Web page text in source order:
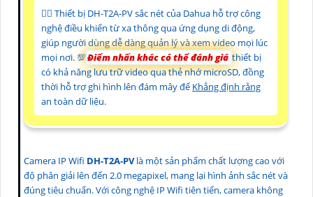
❤️‍💋‍ Thiết bị DH-T2A-PV sắc nét của Dahua hỗ trợ công
nghệ điều khiển từ xa thông qua ứng dụng di động,
giúp người dùng dễ dàng quản lý và xem video mọi lúc
mọi nơi. 💯Điểm nhấn khác có thể đánh giá thiết bị
có khả năng lưu trữ video qua thẻ nhớ microSD, đồng
thời hỗ trợ ghi hình lên đám mây để Khẳng định rằng
an toàn dữ liệu.
Camera IP Wifi DH-T2A-PVlà một sản phẩm chất lượng cao với
độ phân giải lên đến 2.0 megapixel, mang lại hình ảnh sắc nét và
đúng tiêu chuẩn. Với công nghệ IP Wifi tiên tiến, camera không